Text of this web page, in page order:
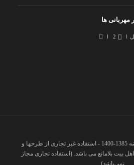
مهربانی ها
2
مرکز آفرینش های هنری روضه 1385-1400 - استفاده غیر تجاری از طرحها و
بیت بلامانع می باشد. (استفاده تجاری مجاز
نمی‌باشد)